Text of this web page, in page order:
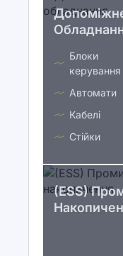
Блоки
керування
Автомати
Кабелі
Стійки
(ESS)